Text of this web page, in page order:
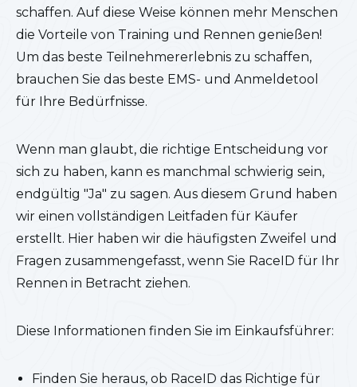
schaffen. Auf diese Weise können mehr Menschen
die Vorteile von Training und Rennen genießen!
Um das beste Teilnehmererlebnis zu schaffen,
brauchen Sie das beste EMS- und Anmeldetool
für Ihre Bedürfnisse.
Wenn man glaubt, die richtige Entscheidung vor
sich zu haben, kann es manchmal schwierig sein,
endgültig "Ja" zu sagen. Aus diesem Grund haben
wir einen vollständigen Leitfaden für Käufer
erstellt. Hier haben wir die häufigsten Zweifel und
Fragen zusammengefasst, wenn Sie RaceID für Ihr
Rennen in Betracht ziehen.
Diese Informationen finden Sie im Einkaufsführer:
Finden Sie heraus, ob RaceID das Richtige für